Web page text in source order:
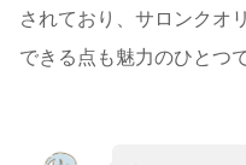
されており、サロンクオ
できる点も魅力のひとつ